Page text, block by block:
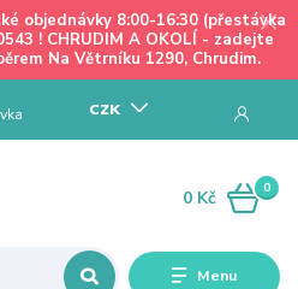
objednávky 8:00-16:30 (přestávka
! CHRUDIM A OKOLÍ - zadejte
Na Větrníku 1290, Chrudim.
Menu
CZK
0
0 Kč